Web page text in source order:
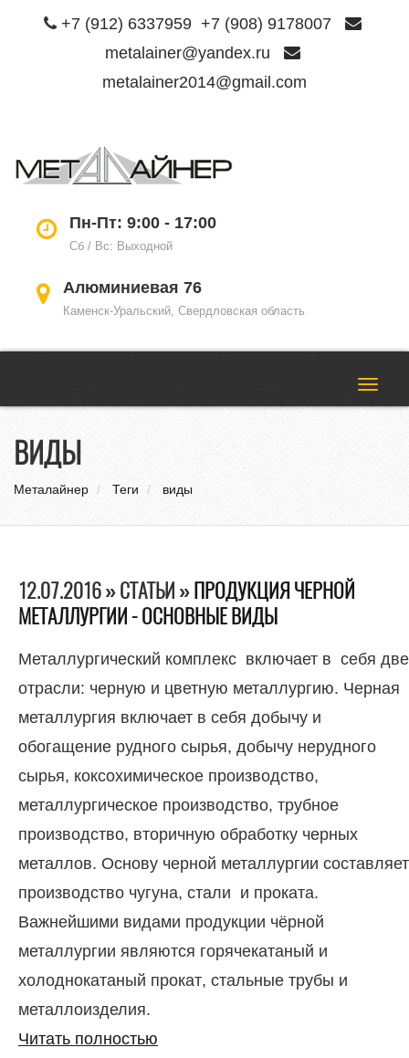
+7 (912) 6337959 +7 (908) 9178007
metalainer@yandex.ru
metalainer2014@gmail.com
Пн-Пт: 9:00 - 17:00
Сб / Вс: Выходной
Алюминиевая 76
Каменск-Уральский, Свердловская область
ВИДЫ
Металайнер Теги виды
12.07.2016 » СТАТЬИ »ПРОДУКЦИЯ ЧЕРНОЙ
МЕТАЛЛУРГИИ - ОСНОВНЫЕ ВИДЫ
Металлургический комплекс включает в себя две
отрасли: черную и цветную металлургию. Черная
металлургия включает в себя добычу и
обогащение рудного сырья, добычу нерудного
сырья, коксохимическое производство,
металлургическое производство, трубное
производство, вторичную обработку черных
металлов. Основу черной металлургии составляет
производство чугуна, стали и проката.
Важнейшими видами продукции чёрной
металлургии являются горячекатаный и
холоднокатаный прокат, стальные трубы и
металлоизделия.
Читать полностью